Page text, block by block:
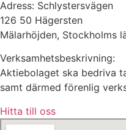
Adress: Schlystersvägen
126 50 Hägersten
Mälarhöjden, Stockholms
Verksamhetsbeskrivning:
Aktiebolaget ska bedriva
samt därmed förenlig
Hitta till oss